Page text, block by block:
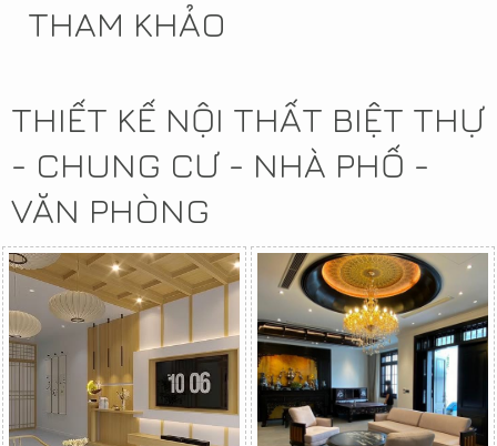
THAM KHẢO
THIẾT KẾ NỘI THẤT BIỆT THỰ
- CHUNG CƯ - NHÀ PHỐ -
VĂN PHÒNG